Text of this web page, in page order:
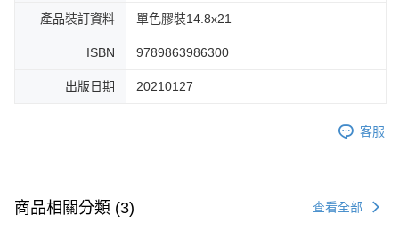
產品裝訂資料 單色膠裝14.8x21
ISBN 9789863986300
出版日期 20210127
客服
商品相關分類 (3) 查看全部